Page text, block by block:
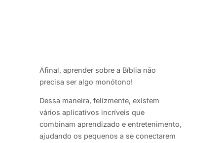
Afinal, aprender sobre a Bíblia não
precisa ser algo monótono!
Dessa maneira, felizmente, existem
vários aplicativos incríveis que
combinam aprendizado e entretenimento,
ajudando os pequenos a se conectarem